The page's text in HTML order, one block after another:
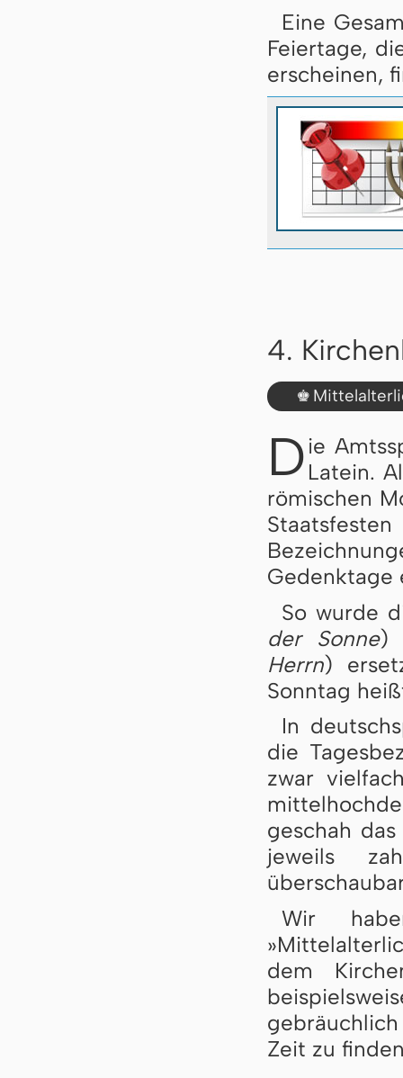
Eine
Feiertage,
erscheinen,
4.
♚
D ie
Latein.
römischen
Gedenktage
So wurde
der Sonne)
Herrn)
Sonntag
In
die
zwar
geschah
jeweils
Wir
dem
Zeit zu